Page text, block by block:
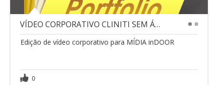
VÍDEO CORPORATIVO CLINITI SEM ÁUDIO
Edição de vídeo corporativo para MÍDIA inDOOR
0